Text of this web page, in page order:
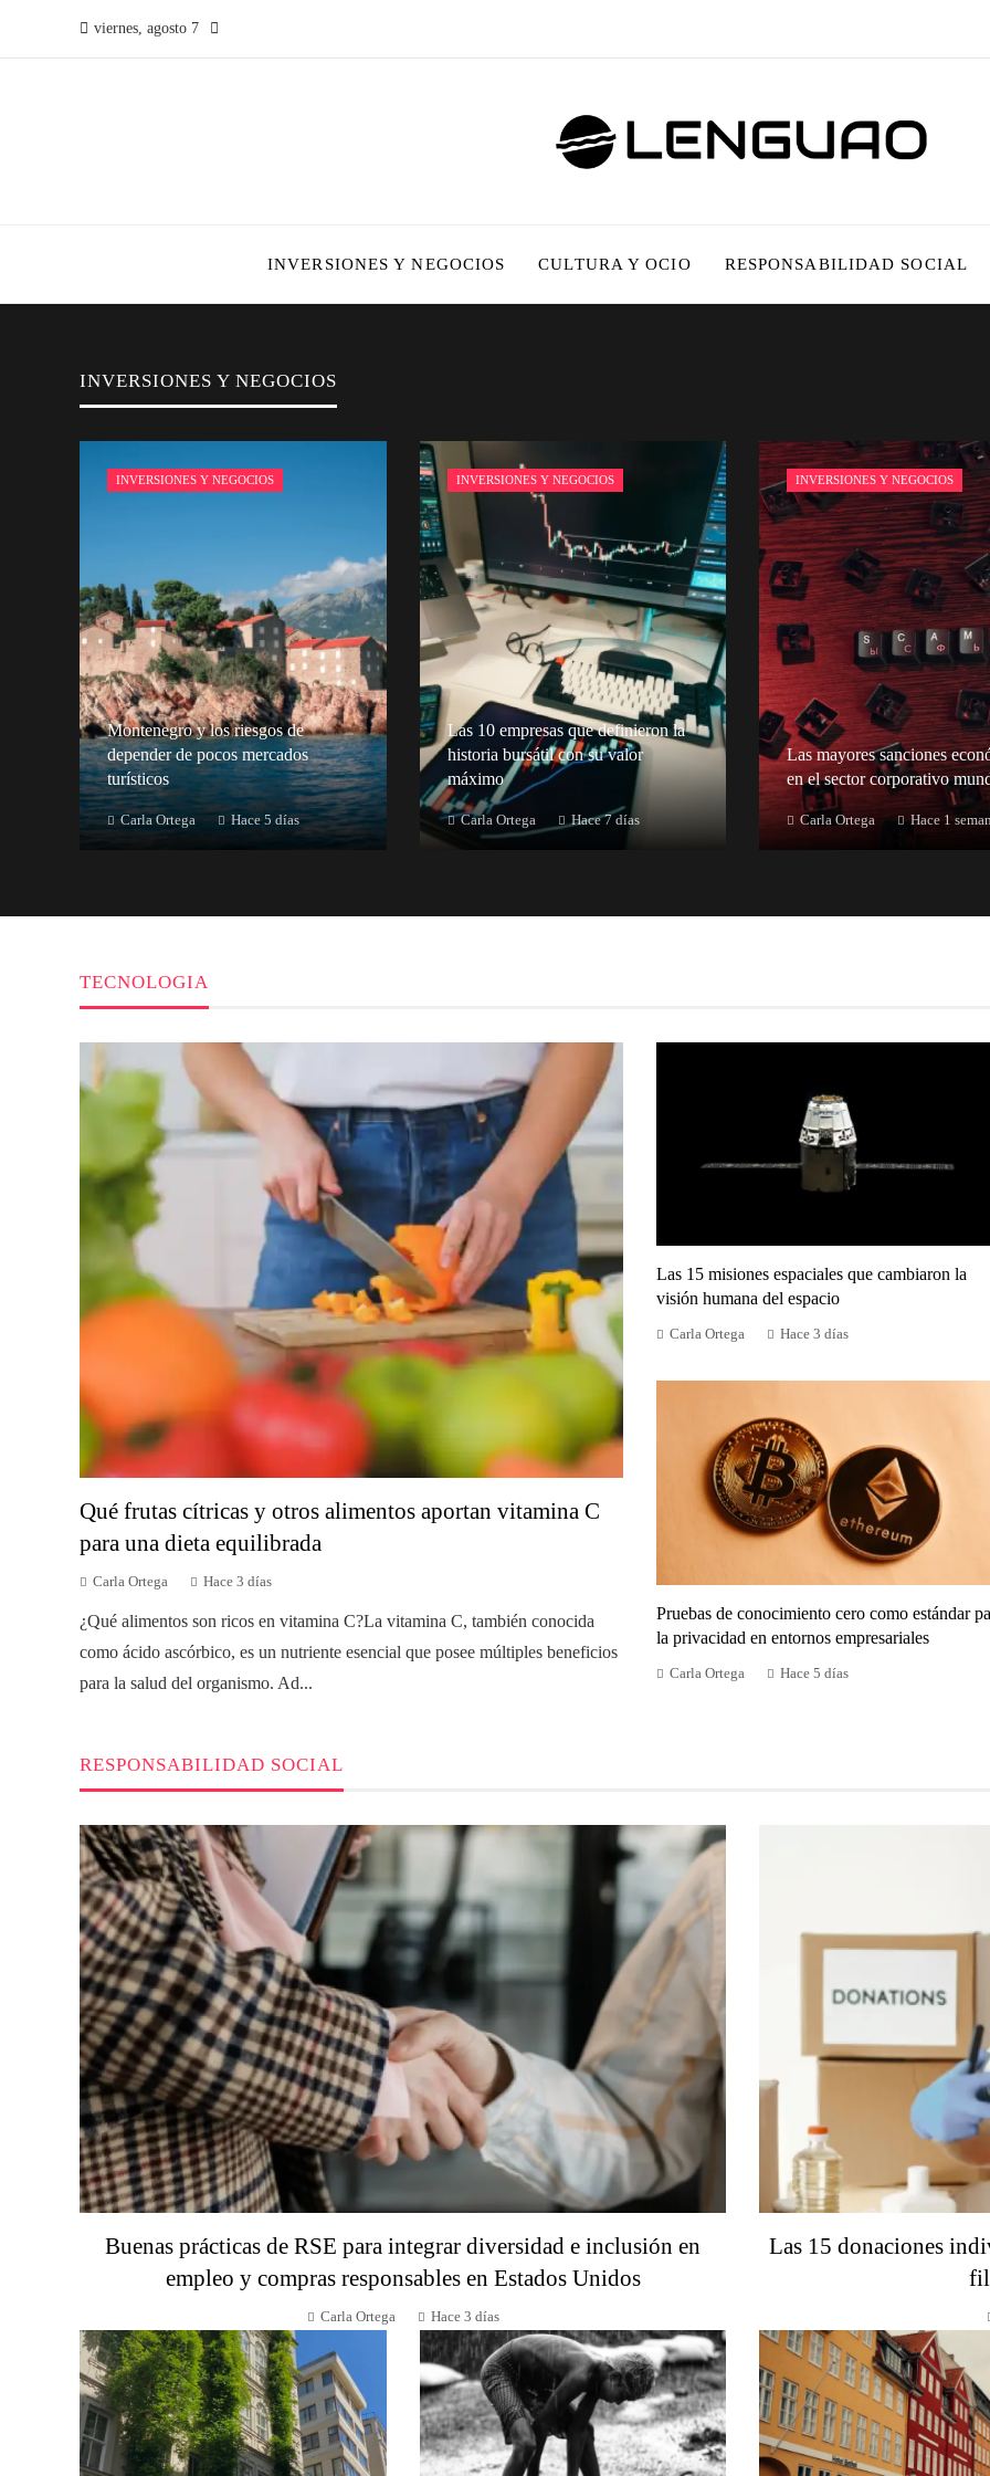
viernes, agosto 7
INVERSIONES Y NEGOCIOS CULTURA Y OCIO RESPONSABILIDAD SOCIAL
INVERSIONES Y NEGOCIOS
INVERSIONES Y NEGOCIOS
Montenegro y los riesgos de
depender de pocos mercados
turísticos
Carla Ortega Hace 5 días
INVERSIONES Y NEGOCIOS
Las 10 empresas que definieron la
historia bursátil con su valor
máximo
Carla Ortega Hace 7 días
INVERSIONES Y NEGOCIOS
Las mayores sanciones
en el sector corporativo
Carla Ortega Hace 1
TECNOLOGIA
Qué frutas cítricas y otros alimentos aportan vitamina C
para una dieta equilibrada
Carla Ortega Hace 3 días
¿Qué alimentos son ricos en vitamina C?La vitamina C, también conocida
como ácido ascórbico, es un nutriente esencial que posee múltiples beneficios
para la salud del organismo. Ad...
Las 15 misiones espaciales que cambiaron la
visión humana del espacio
Carla Ortega Hace 3 días
Pruebas de conocimiento cero como estándar
la privacidad en entornos empresariales
Carla Ortega Hace 5 días
RESPONSABILIDAD SOCIAL
Buenas prácticas de RSE para integrar diversidad e inclusión en
empleo y compras responsables en Estados Unidos
Carla Ortega Hace 3 días
Las 15 donaciones